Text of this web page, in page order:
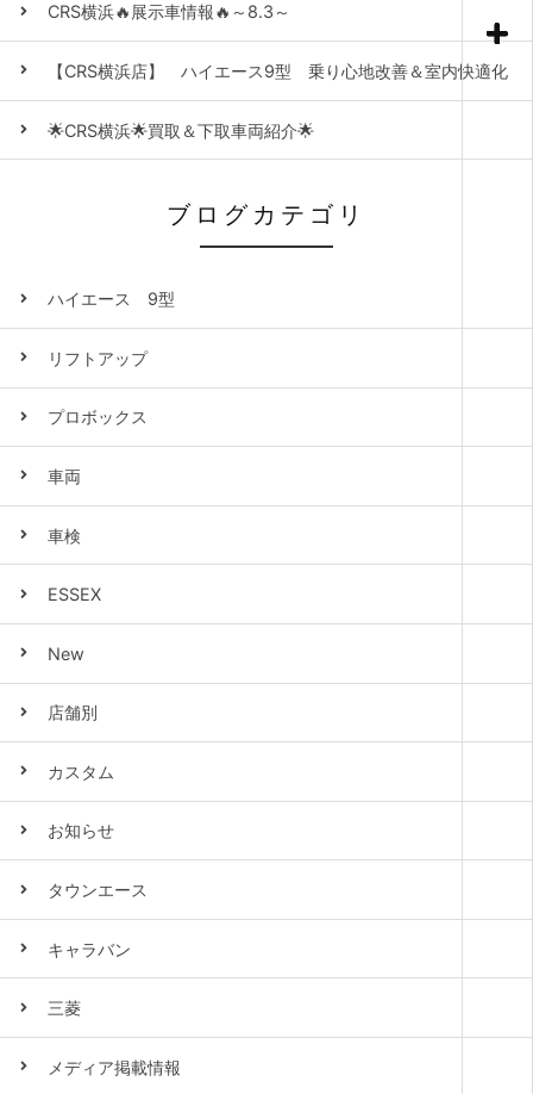
CRS横浜🔥展示車情報🔥～8.3～
【CRS横浜店】 ハイエース9型 乗り心地改善＆室内快適化
🌟CRS横浜🌟買取＆下取車両紹介🌟
ブログカテゴリ
ハイエース 9型
リフトアップ
プロボックス
車両
車検
ESSEX
New
店舗別
カスタム
お知らせ
タウンエース
キャラバン
三菱
メディア掲載情報